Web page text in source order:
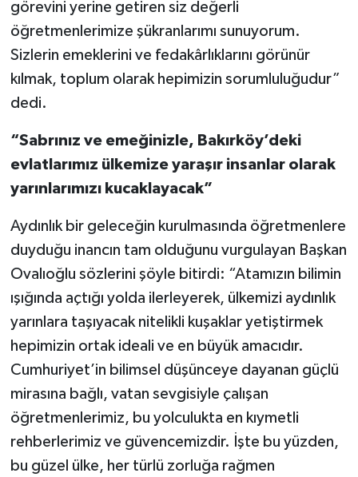
görevini yerine getiren siz değerli
öğretmenlerimize şükranlarımı sunuyorum.
Sizlerin emeklerini ve fedakârlıklarını görünür
kılmak, toplum olarak hepimizin sorumluluğudur”
dedi.
“Sabrınız ve emeğinizle, Bakırköy’deki
evlatlarımız ülkemize yaraşır insanlar olarak
yarınlarımızı kucaklayacak”
Aydınlık bir geleceğin kurulmasında öğretmenlere
duyduğu inancın tam olduğunu vurgulayan Başkan
Ovalıoğlu sözlerini şöyle bitirdi: “Atamızın bilimin
ışığında açtığı yolda ilerleyerek, ülkemizi aydınlık
yarınlara taşıyacak nitelikli kuşaklar yetiştirmek
hepimizin ortak ideali ve en büyük amacıdır.
Cumhuriyet’in bilimsel düşünceye dayanan güçlü
mirasına bağlı, vatan sevgisiyle çalışan
öğretmenlerimiz, bu yolculukta en kıymetli
rehberlerimiz ve güvencemizdir. İşte bu yüzden,
bu güzel ülke, her türlü zorluğa rağmen